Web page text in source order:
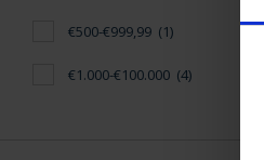
€500-€999,99 (1)
€1.000-€100.000 (4)